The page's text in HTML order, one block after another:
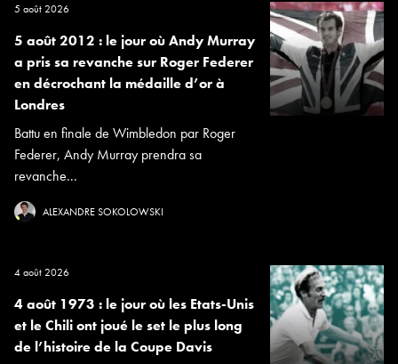
5 août 2026
5 août 2012 : le jour où Andy Murray
a pris sa revanche sur Roger Federer
en décrochant la médaille d’or à
Londres
Battu en finale de Wimbledon par Roger
Federer, Andy Murray prendra sa
revanche...
ALEXANDRE SOKOLOWSKI
4 août 2026
4 août 1973 : le jour où les Etats-Unis
et le Chili ont joué le set le plus long
de l’histoire de la Coupe Davis